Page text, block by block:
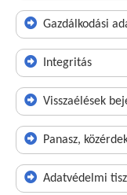
Gazdálkodási
Integritás
Visszaélések
Panasz,
Adatvédelmi